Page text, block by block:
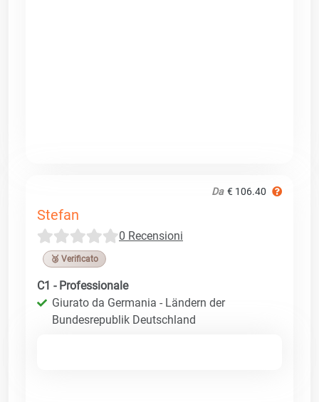
Da € 106.40
Stefan
0 Recensioni
🥉 Verificato
C1 - Professionale
Giurato da Germania - Ländern der
Bundesrepublik Deutschland